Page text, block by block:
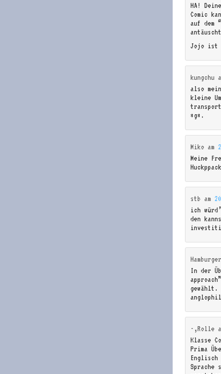
HA!
Comic
auf dem
Jojo ist
kungchu
also
kleine
*g*.
Miko am
Meine
stb am
ich
den
In der
gewählt.
-,Rolle
Klasse
Prima
Sprache